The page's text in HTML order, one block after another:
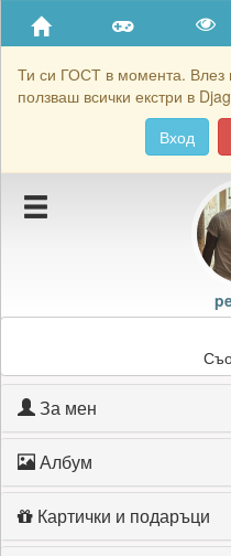
Ти си ГОСТ в момента. Влез
ползваш всички екстри в
Вход
Приятели
Хронология на игри
Подаръците на petko 01
Картичките на petko 01
За мен
Албум
Картички и подаръци